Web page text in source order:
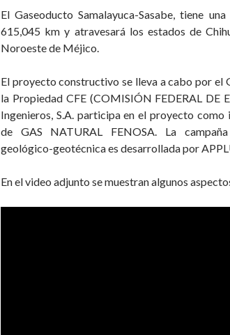
El Gaseoducto Samalayuca-Sasabe, tiene
615,045 km y atravesará los estados de
Noroeste de Méjico.
El proyecto constructivo se lleva a cabo por el
la Propiedad CFE (COMISIÓN FEDERAL DE
Ingenieros, S.A. participa en el proyecto como
de GAS NATURAL FENOSA. La
geológico-geotécnica es desarrollada por
En el video adjunto se muestran algunos